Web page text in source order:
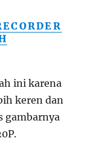
ini karena
keren dan
gambarnya